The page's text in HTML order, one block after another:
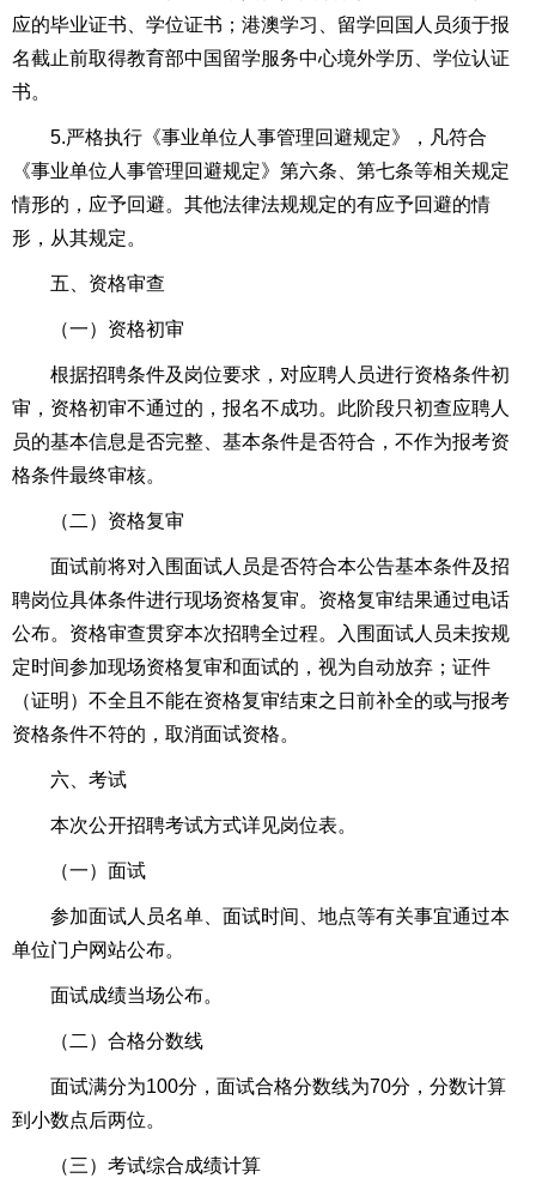
应的毕业证书、学位证书；港澳学习、留学回国人员须于报
名截止前取得教育部中国留学服务中心境外学历、学位认证
书。
5.严格执行《事业单位人事管理回避规定》，凡符合
《事业单位人事管理回避规定》第六条、第七条等相关规定
情形的，应予回避。其他法律法规规定的有应予回避的情
形，从其规定。
五、资格审查
（一）资格初审
根据招聘条件及岗位要求，对应聘人员进行资格条件初
审，资格初审不通过的，报名不成功。此阶段只初查应聘人
员的基本信息是否完整、基本条件是否符合，不作为报考资
格条件最终审核。
（二）资格复审
面试前将对入围面试人员是否符合本公告基本条件及招
聘岗位具体条件进行现场资格复审。资格复审结果通过电话
公布。资格审查贯穿本次招聘全过程。入围面试人员未按规
定时间参加现场资格复审和面试的，视为自动放弃；证件
（证明）不全且不能在资格复审结束之日前补全的或与报考
资格条件不符的，取消面试资格。
六、考试
本次公开招聘考试方式详见岗位表。
（一）面试
参加面试人员名单、面试时间、地点等有关事宜通过本
单位门户网站公布。
面试成绩当场公布。
（二）合格分数线
面试满分为100分，面试合格分数线为70分，分数计算
到小数点后两位。
（三）考试综合成绩计算